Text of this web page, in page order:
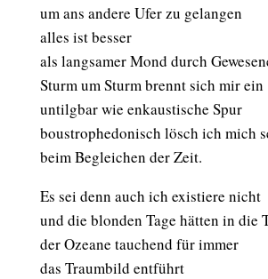
um ans andere Ufer zu gelangen
alles ist besser
als langsamer Mond durch
Sturm um Sturm brennt sich mir ein
untilgbar wie enkaustische Spur
boustrophedonisch lösch ich mich
beim Begleichen der Zeit.
Es sei denn auch ich existiere nicht
und die blonden Tage hätten in die
der Ozeane tauchend für immer
das Traumbild entführt